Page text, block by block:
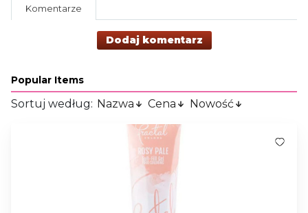
Komentarze
Dodaj komentarz
Popular Items
Sortuj według: Nazwa Cena Nowość